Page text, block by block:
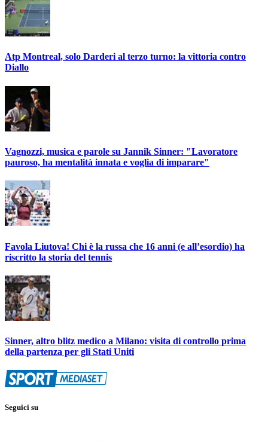
Atp Montreal, solo Darderi al terzo turno: la vittoria contro
Diallo
Vagnozzi, musica e parole su Jannik Sinner: "Lavoratore
pauroso, ha mentalità innata e voglia di imparare"
Favola Liutova! Chi è la russa che 16 anni (e all’esordio) ha
riscritto la storia del tennis
Sinner, altro blitz medico a Milano: visita di controllo prima
della partenza per gli Stati Uniti
Seguici su